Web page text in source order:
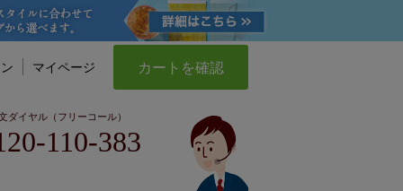
マイページ カートを確認
ダイヤル（フリーコール）
110-383